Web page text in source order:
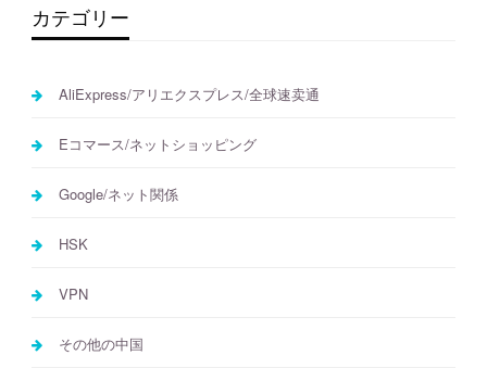
カテゴリー
AliExpress/アリエクスプレス/全球速卖通
Eコマース/ネットショッピング
Google/ネット関係
HSK
VPN
その他の中国